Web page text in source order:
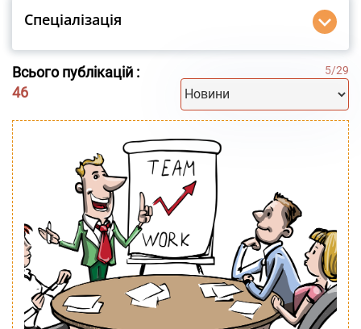
Спеціалізація
Всього публікацій :
46
5/29